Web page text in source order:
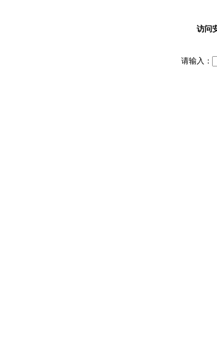
访问
请输入：